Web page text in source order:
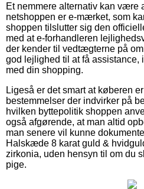
Et nemmere alternativ kan være
netshoppen er e-mærket, som
shoppen tilslutter sig den
med at e-forhandleren
der kender til vedtægterne på
god lejlighed til at få assistance,
med din shopping.
Ligeså er det smart at køberen
bestemmelser der indvirker på
hvilken byttepolitik shoppen
også afgørende, at man altid
man senere vil kunne
Halskæde 8 karat guld &
zirkonia, uden hensyn til om du
pige.